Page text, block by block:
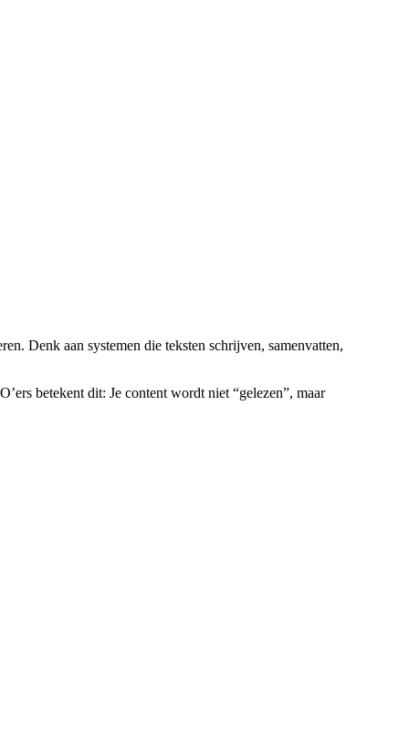
Denk aan systemen die teksten schrijven, samenvatten,
betekent dit: Je content wordt niet “gelezen”, maar